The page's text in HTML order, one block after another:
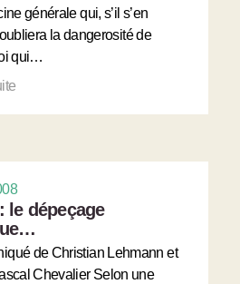
générale qui, s’il s’en
la dangerosité de
qui…
le dépeçage
de Christian Lehmann et
Chevalier Selon une